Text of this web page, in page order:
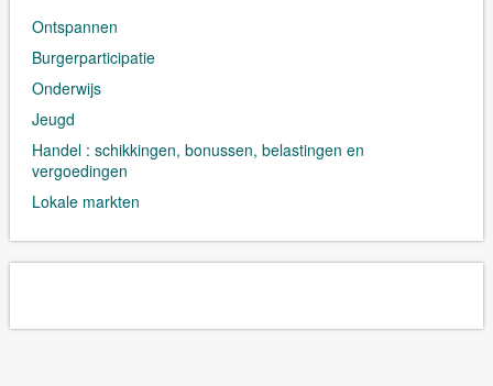
Ontspannen
Burgerparticipatie
Onderwijs
Jeugd
Handel : schikkingen, bonussen, belastingen en
vergoedingen
Lokale markten